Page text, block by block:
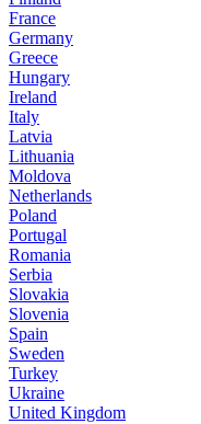
France
Germany
Greece
Hungary
Ireland
Italy
Latvia
Lithuania
Moldova
Netherlands
Poland
Portugal
Romania
Serbia
Slovakia
Slovenia
Spain
Sweden
Turkey
Ukraine
United Kingdom